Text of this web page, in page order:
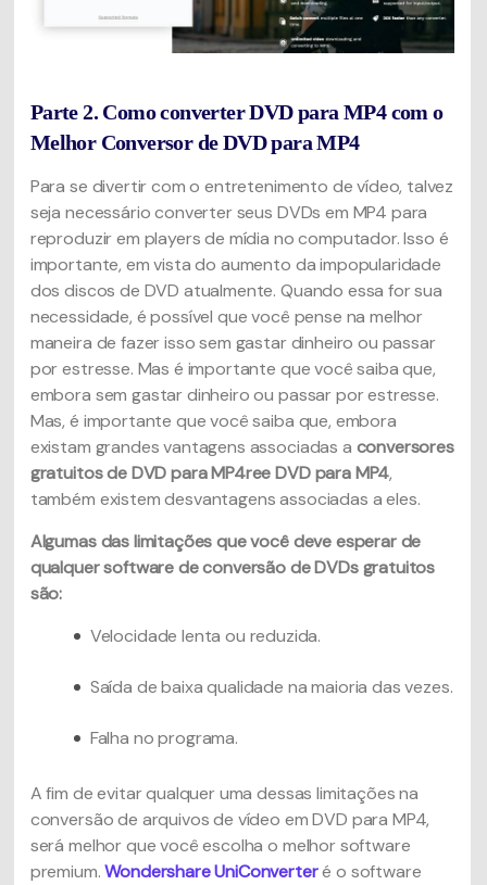
Parte 2. Como converter DVD para MP4 com o
Melhor Conversor de DVD para MP4
Para se divertir com o entretenimento de vídeo, talvez
seja necessário converter seus DVDs em MP4 para
reproduzir em players de mídia no computador. Isso é
importante, em vista do aumento da impopularidade
dos discos de DVD atualmente. Quando essa for sua
necessidade, é possível que você pense na melhor
maneira de fazer isso sem gastar dinheiro ou passar
por estresse. Mas é importante que você saiba que,
embora sem gastar dinheiro ou passar por estresse.
Mas, é importante que você saiba que, embora
existam grandes vantagens associadas a conversores
gratuitos de DVD para MP4ree DVD para MP4,
também existem desvantagens associadas a eles.
Algumas das limitações que você deve esperar de
qualquer software de conversão de DVDs gratuitos
são:
Velocidade lenta ou reduzida.
Saída de baixa qualidade na maioria das vezes.
Falha no programa.
A fim de evitar qualquer uma dessas limitações na
conversão de arquivos de vídeo em DVD para MP4,
será melhor que você escolha o melhor software
premium.Wondershare UniConverteré o software